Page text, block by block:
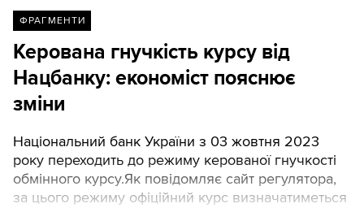
ФРАГМЕНТИ
Керована гнучкість курсу від
Нацбанку: економіст пояснює
зміни
Національний банк України з 03 жовтня 2023
року переходить до режиму керованої гнучкості
обмінного курсу.Як повідомляє сайт регулятора,
за цього режиму офіційний курс визначатиметься